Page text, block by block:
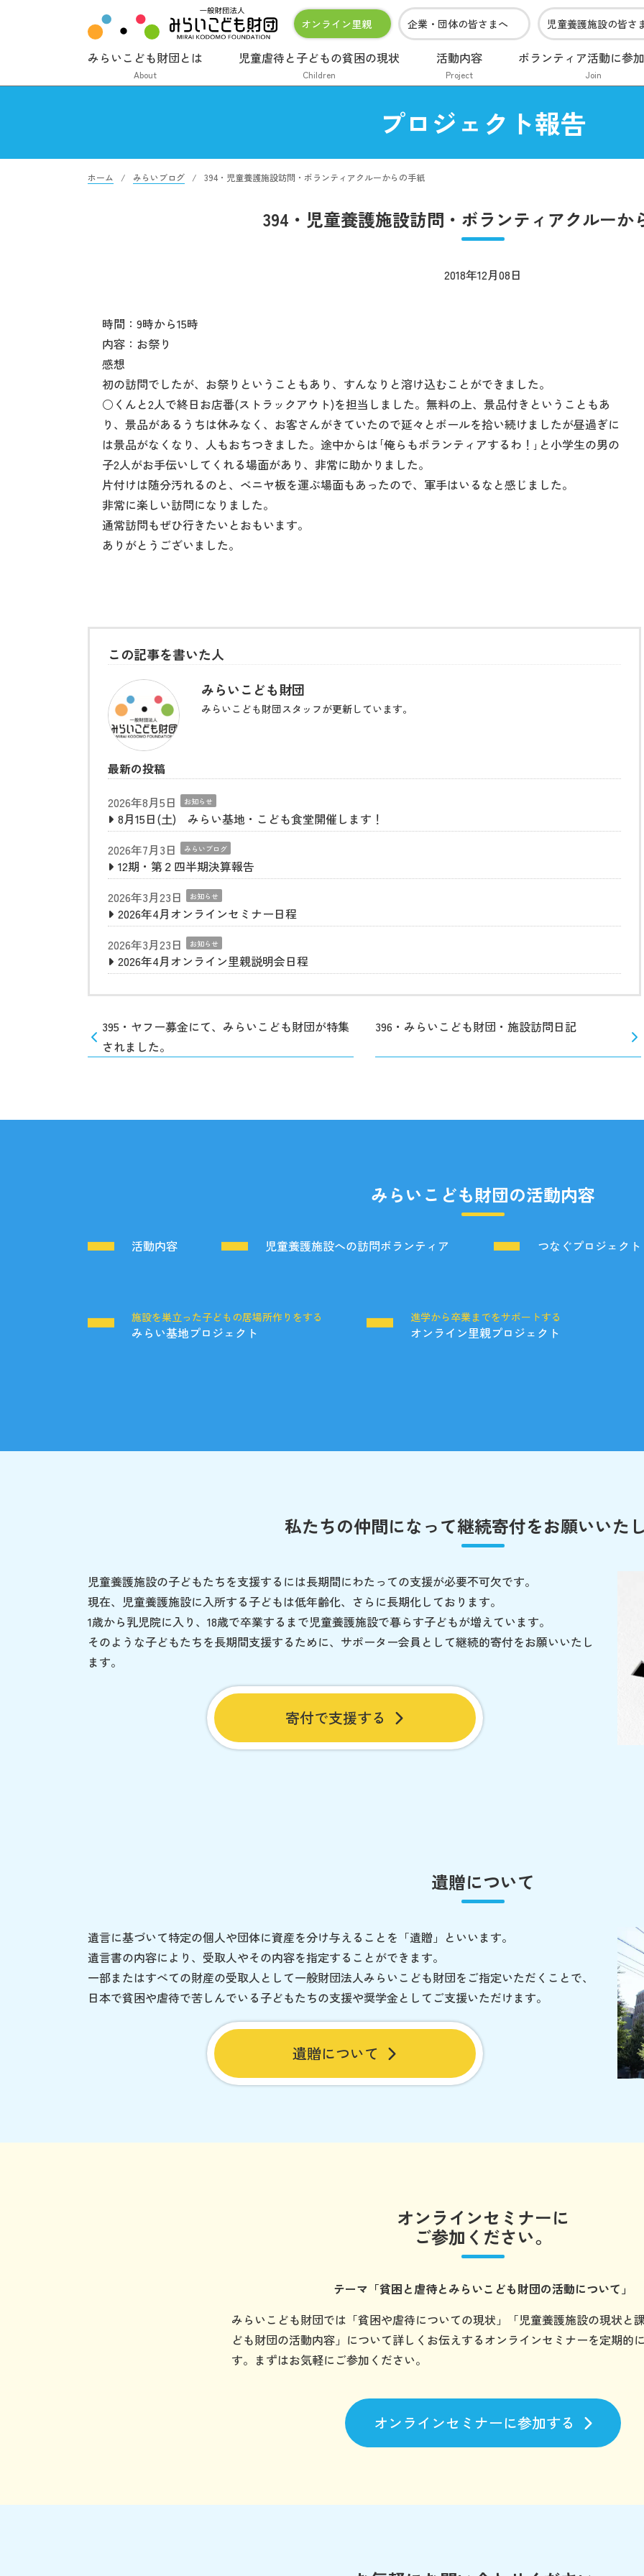
オンライン里親 企業・団体の皆さまへ 児童養護施設の皆さ
みらいこども財団とは
About
児童虐待と子どもの貧困の現状
Children
活動内容
Project
ボランティア活動に参
Join
プロジェクト報告
ホーム みらいブログ 394・児童養護施設訪問・ボランティアクルーからの手紙
394・児童養護施設訪問・ボランティアクルーか
2018年12月08日
時間：9時から15時
内容：お祭り
感想
初の訪問でしたが、お祭りということもあり、すんなりと溶け込むことができました。
○くんと2人で終日お店番(ストラックアウト)を担当しました。無料の上、景品付きということもあ
り、景品があるうちは休みなく、お客さんがきていたので延々とボールを拾い続けましたが昼過ぎに
は景品がなくなり、人もおちつきました。途中からは｢俺らもボランティアするわ！｣と小学生の男の
子2人がお手伝いしてくれる場面があり、非常に助かりました。
片付けは随分汚れるのと、ベニヤ板を運ぶ場面もあったので、軍手はいるなと感じました。
非常に楽しい訪問になりました。
通常訪問もぜひ行きたいとおもいます。
ありがとうございました。
この記事を書いた人
みらいこども財団
みらいこども財団スタッフが更新しています。
最新の投稿
2026年8月5日
お知らせ
8月15日(土) みらい基地・こども食堂開催します！
2026年7月3日
みらいブログ
12期・第２四半期決算報告
2026年3月23日
お知らせ
2026年4月オンラインセミナー日程
2026年3月23日
お知らせ
2026年4月オンライン里親説明会日程
395・ヤフー募金にて、みらいこども財団が特集
されました。
396・みらいこども財団・施設訪問日記
みらいこども財団の活動内容
活動内容 児童養護施設への訪問ボランティア つなぐプロジェクト
施設を巣立った子どもの居場所作りをする
みらい基地プロジェクト
進学から卒業までをサポートする
オンライン里親プロジェクト
私たちの仲間になって継続寄付をお願いいた
児童養護施設の子どもたちを支援するには長期間にわたっての支援が必要不可欠です。
現在、児童養護施設に入所する子どもは低年齢化、さらに長期化しております。
1歳から乳児院に入り、18歳で卒業するまで児童養護施設で暮らす子どもが増えています。
そのような子どもたちを長期間支援するために、サポーター会員として継続的寄付をお願いいたし
ます。
寄付で支援する
遺贈について
遺言に基づいて特定の個人や団体に資産を分け与えることを「遺贈」といいます。
遺言書の内容により、受取人やその内容を指定することができます。
一部またはすべての財産の受取人として一般財団法人みらいこども財団をご指定いただくことで、
日本で貧困や虐待で苦しんでいる子どもたちの支援や奨学金としてご支援いただけます。
遺贈について
オンラインセミナーに
ご参加ください。
テーマ 「貧困と虐待とみらいこども財団の活動について」
みらいこども財団では「貧困や虐待についての現状」「児童養護施設の現状と
ども財団の活動内容」について詳しくお伝えするオンラインセミナーを定期的
す。まずはお気軽にご参加ください。
オンラインセミナーに参加する